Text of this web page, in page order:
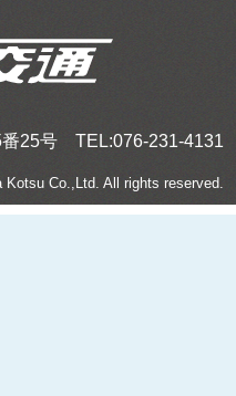
番25号 TEL:076-231-4131
Co.,Ltd. All rights reserved.